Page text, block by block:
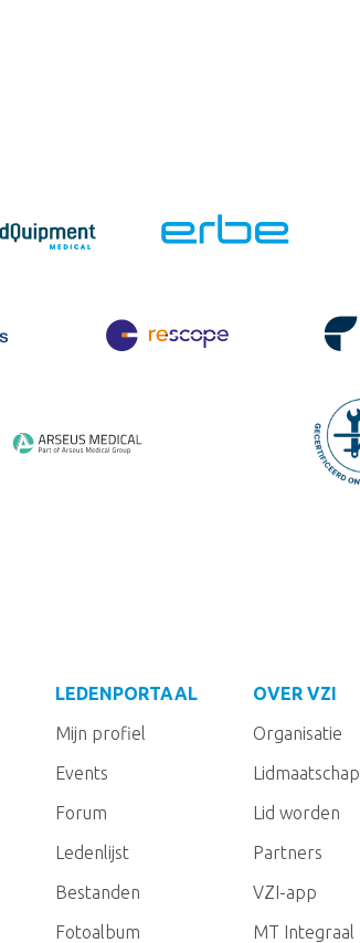
LEDENPORTAAL
Mijn profiel
Events
Forum
Ledenlijst
Bestanden
Fotoalbum
OVER VZI
Organisatie
Lidmaatschap
Lid worden
Partners
VZI-app
MT Integraal